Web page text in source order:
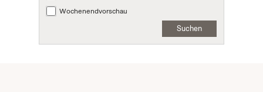
Wochenendvorschau
Suchen